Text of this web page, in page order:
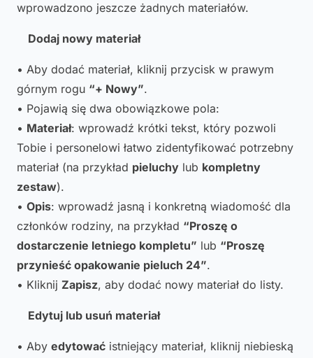
wprowadzono jeszcze żadnych materiałów.
Dodaj nowy materiał
• Aby dodać materiał, kliknij przycisk w prawym
górnym rogu “+ Nowy”.
• Pojawią się dwa obowiązkowe pola:
• Materiał: wprowadź krótki tekst, który pozwoli
Tobie i personelowi łatwo zidentyfikować potrzebny
materiał (na przykład pieluchy lub kompletny
zestaw).
• Opis: wprowadź jasną i konkretną wiadomość dla
członków rodziny, na przykład “Proszę o
dostarczenie letniego kompletu” lub “Proszę
przynieść opakowanie pieluch 24”.
• Kliknij Zapisz, aby dodać nowy materiał do listy.
Edytuj lub usuń materiał
• Aby edytować istniejący materiał, kliknij niebieską